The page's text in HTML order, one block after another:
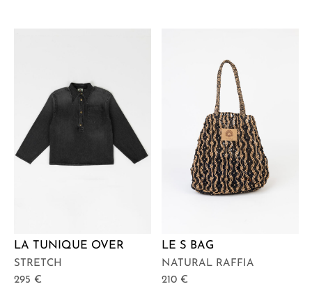
LA TUNIQUE OVER
STRETCH
295 €
LE S BAG
NATURAL RAFFIA
210 €